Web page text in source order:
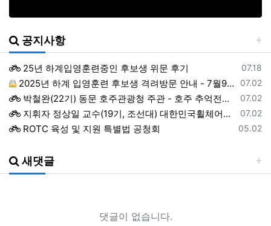
공지사항
등록일
07.18
25년 하계입영훈련중인 후보생 위문 후기
등록일
07.02
2025년 하계 입영훈련 후보생 격려방문 안내 - 7월9일(수)
등록일
07.02
박철완(22기) 동문 호주관광청 주관 - 호주 추억전에 한국화 최초 초청 전시회
등록일
07.02
지휘자 정상일 교수(19기, 조선대) 대한민국휠체어합창단 창단 10주년 기념 제10회 정기연주회
등록일
05.02
ROTC 육성 및 지원 특별법 공청회
등록일
01.22
2024년 후반기 장성급장교 진급 선발자 명단
등록일
12.19
창설61주년기념 행사 영상 다운로드 목록
헌혈증을 받습니다.
새댓글
댓글이 없습니다.